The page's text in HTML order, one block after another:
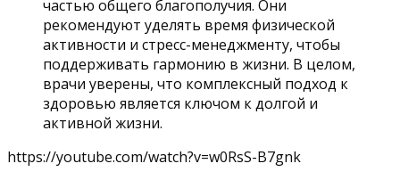
частью общего благополучия. Они
рекомендуют уделять время физической
активности и стресс-менеджменту, чтобы
поддерживать гармонию в жизни. В целом,
врачи уверены, что комплексный подход к
здоровью является ключом к долгой и
активной жизни.
https://youtube.com/watch?v=w0RsS-B7gnk